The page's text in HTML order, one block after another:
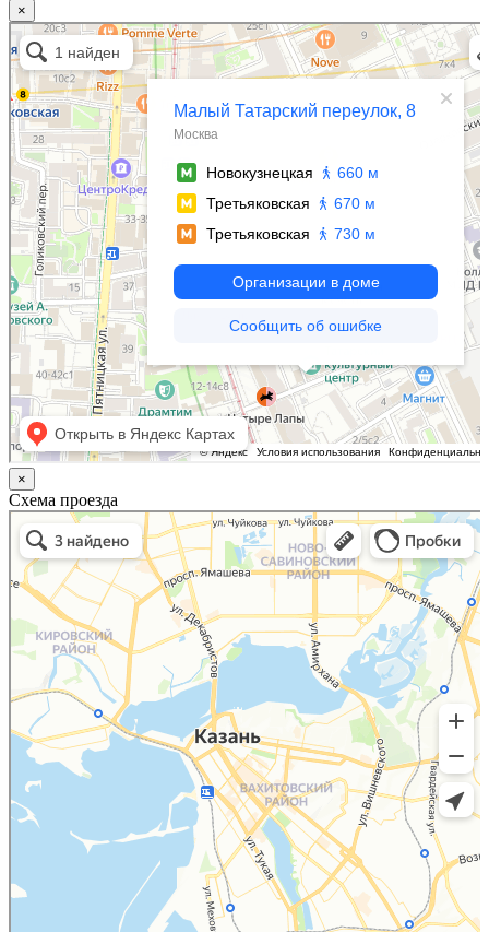
×
Москва
Малый Татарский переулок, 8 на карте Москвы, ближайшее метро Новокузнецкая —
Яндекс.Карты
×
Схема проезда
Казань
Малый Татарский переулок, 8 на карте Москвы, ближайшее метро Новокузнецкая —
Яндекс.Карты